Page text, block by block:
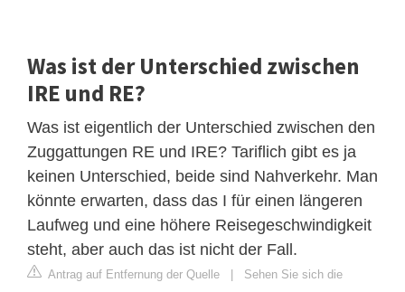
Was ist der Unterschied zwischen
IRE und RE?
Was ist eigentlich der Unterschied zwischen den
Zuggattungen RE und IRE? Tariflich gibt es ja
keinen Unterschied, beide sind Nahverkehr. Man
könnte erwarten, dass das I für einen längeren
Laufweg und eine höhere Reisegeschwindigkeit
steht, aber auch das ist nicht der Fall.
Antrag auf Entfernung der Quelle | Sehen Sie sich die